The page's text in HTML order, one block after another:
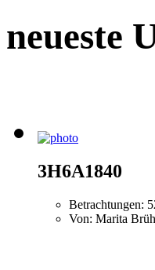
neueste
3H6A1840
Betrachtungen:
Von: Marita